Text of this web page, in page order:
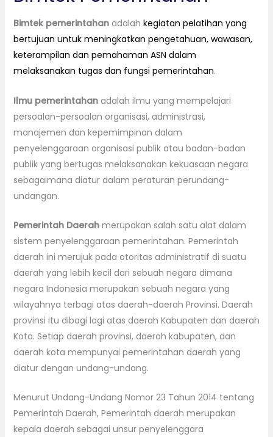
Bimtek pemerintahanadalah kegiatan pelatihan yang
bertujuan untuk meningkatkan pengetahuan, wawasan,
keterampilan dan pemahaman ASN dalam
melaksanakan tugas dan fungsi pemerintahan.
Ilmu pemerintahanadalah ilmu yang mempelajari
persoalan-persoalan organisasi, administrasi,
manajemen dan kepemimpinan dalam
penyelenggaraan organisasi publik atau badan-badan
publik yang bertugas melaksanakan kekuasaan negara
sebagaimana diatur dalam peraturan perundang-
undangan.
Pemerintah Daerahmerupakan salah satu alat dalam
sistem penyelenggaraan pemerintahan. Pemerintah
daerah ini merujuk pada otoritas administratif di suatu
daerah yang lebih kecil dari sebuah negara dimana
negara Indonesia merupakan sebuah negara yang
wilayahnya terbagi atas daerah-daerah Provinsi. Daerah
provinsi itu dibagi lagi atas daerah Kabupaten dan daerah
Kota. Setiap daerah provinsi, daerah kabupaten, dan
daerah kota mempunyai pemerintahan daerah yang
diatur dengan undang-undang.
Menurut Undang-Undang Nomor 23 Tahun 2014 tentang
Pemerintah Daerah, Pemerintah daerah merupakan
kepala daerah sebagai unsur penyelenggara